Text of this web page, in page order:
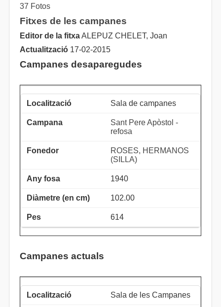
37 Fotos
Fitxes de les campanes
Editor de la fitxaALEPUZ CHELET, Joan
Actualització 17-02-2015
Campanes desaparegudes
Sala de campanes
Sant Pere Apòstol -
refosa
ROSES, HERMANOS
(SILLA)
1940
102.00
614
Campanes actuals
Sala de les Campanes